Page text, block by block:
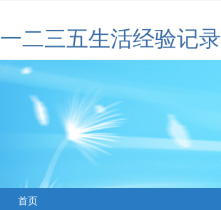
一二三五生活经验记录
首页